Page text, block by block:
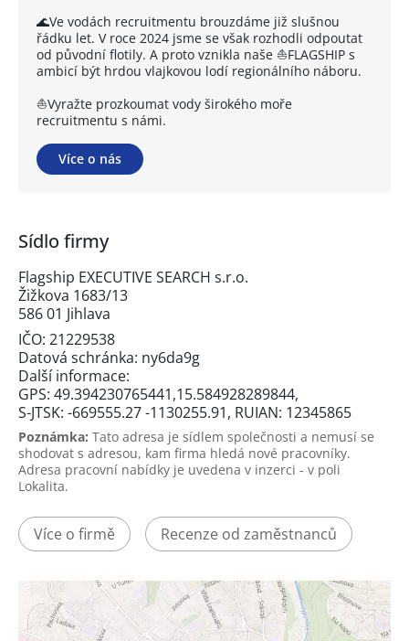
🌊Ve vodách recruitmentu brouzdáme již slušnou
řádku let. V roce 2024 jsme se však rozhodli odpoutat
od původní flotily. A proto vznikla naše ⛵FLAGSHIP s
ambicí být hrdou vlajkovou lodí regionálního náboru.
⛵Vyražte prozkoumat vody širokého moře
recruitmentu s námi.
Více o nás
Sídlo firmy
Flagship EXECUTIVE SEARCH s.r.o.
Žižkova 1683/13
586 01 Jihlava
IČO: 21229538
Datová schránka: ny6da9g
Další informace:
GPS: 49.394230765441,15.584928289844,
S-JTSK: -669555.27 -1130255.91, RUIAN: 12345865
Poznámka: Tato adresa je sídlem společnosti a nemusí se
shodovat s adresou, kam firma hledá nové pracovníky.
Adresa pracovní nabídky je uvedena v inzerci - v poli
Lokalita.
Více o firmě Recenze od zaměstnanců